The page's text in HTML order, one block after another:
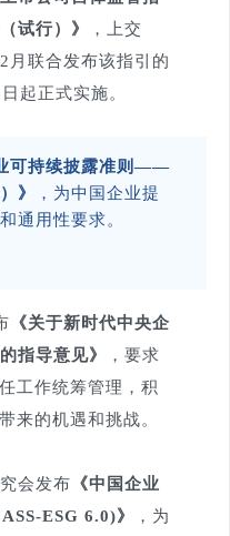
试行）》
，上交
月联合发布该指引的
起正式实施。
可持续披露准则——
》
，为中国企业提
通用性要求。
《关于新时代中央企
指导意见》
，要求
工作统筹管理，积
来的机遇和挑战。
会发布 《中国企业
ESG 6.0)》
，为